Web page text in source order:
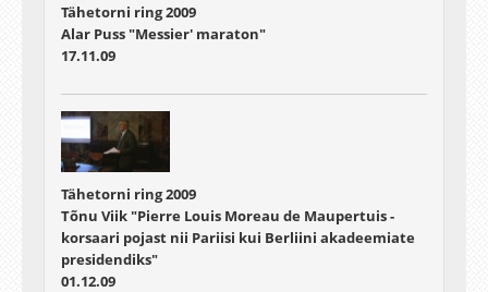
Tähetorni ring 2009
Alar Puss "Messier' maraton"
17.11.09
Tähetorni ring 2009
Tõnu Viik "Pierre Louis Moreau de Maupertuis -
korsaari pojast nii Pariisi kui Berliini akadeemiate
presidendiks"
01.12.09